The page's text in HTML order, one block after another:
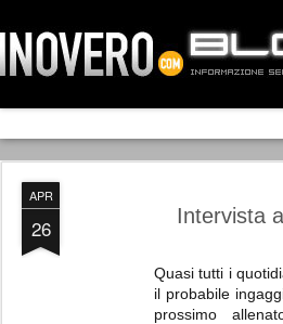
APR
26 Intervista
Quasi tutti i
il probabile
prossimo